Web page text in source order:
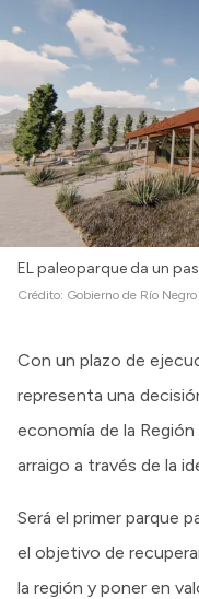
EL paleoparque da un
Crédito: Gobierno de Río Negro
Con un plazo de
representa una
economía de la
arraigo a través de la
Será el primer parque
el objetivo de
la región y poner en